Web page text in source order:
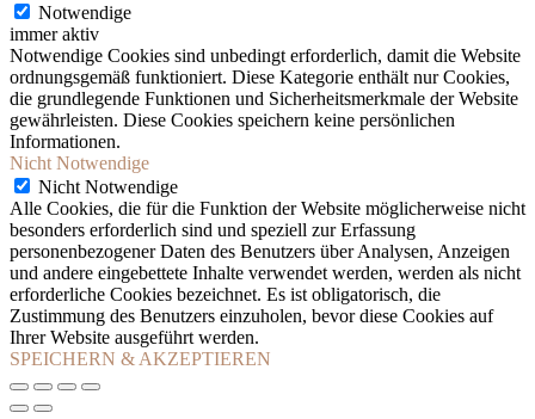
Notwendige
immer aktiv
Notwendige Cookies sind unbedingt erforderlich, damit die Website
ordnungsgemäß funktioniert. Diese Kategorie enthält nur Cookies,
die grundlegende Funktionen und Sicherheitsmerkmale der Website
gewährleisten. Diese Cookies speichern keine persönlichen
Informationen.
Nicht Notwendige
Nicht Notwendige
Alle Cookies, die für die Funktion der Website möglicherweise nicht
besonders erforderlich sind und speziell zur Erfassung
personenbezogener Daten des Benutzers über Analysen, Anzeigen
und andere eingebettete Inhalte verwendet werden, werden als nicht
erforderliche Cookies bezeichnet. Es ist obligatorisch, die
Zustimmung des Benutzers einzuholen, bevor diese Cookies auf
Ihrer Website ausgeführt werden.
SPEICHERN & AKZEPTIEREN